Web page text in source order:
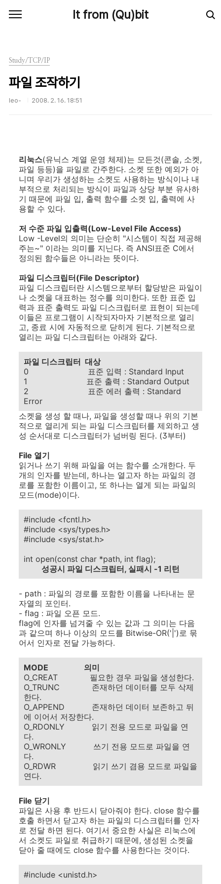
It from (Qu)bit
Study/TCP/IP
파일 조작하기
leo- 2008. 2. 16. 18:51
리눅스(유닉스 계열 운영 체제)는 모든것(콘솔, 소켓,
파일 등등)을 파일로 간주한다. 소켓 또한 예외가 아
니며 우리가 생성하는 소켓도 사용하는 방식이나 내
부적으로 처리되는 방식이 파일과 상당 부분 유사하
기 때문에 파일 입, 출력 함수를 소켓 입, 출력에 사
용할 수 있다.
저 수준 파일 입출력(Low-Level File Access)
Low -Level의 의미는 단순히 "시스템이 직접 제공해
주는~" 이라는 의미를 지닌다. 즉 ANSI표준 C에서
정의된 함수들은 아니라는 뜻이다.
파일 디스크립터(File Descriptor)
파일 디스크립터란 시스템으로부터 할당받은 파일이
나 소켓을 대표하는 정수를 의미한다. 또한 표준 입
력과 표준 출력도 파일 디스크립터로 표현이 되는데
이들은 프로그램이 시작되자마자 기본적으로 열리
고, 종료 시에 자동적으로 닫히게 된다. 기본적으로
열리는 파일 디스크립터는 아래와 같다.
파일 디스크립터 대상
0 표준 입력 : Standard Input
1 표준 출력 : Standard Output
2 표준 에러 출력 : Standard
Error
소켓을 생성 할 때나, 파일을 생성할 때나 위의 기본
적으로 열리게 되는 파일 디스크립터를 제외하고 생
성 순서대로 디스크립터가 넘버링 된다. (3부터)
File 열기
읽거나 쓰기 위해 파일을 여는 함수를 소개한다. 두
개의 인자를 받는데, 하나는 열고자 하는 파일의 경
로를 포함한 이름이고, 또 하나는 열게 되는 파일의
모드(mode)이다.
#include <fcntl.h>
#include <sys/types.h>
#include <sys/stat.h>
int open(const char *path, int flag);
성공시 파일 디스크립터, 실패시 -1 리턴
- path : 파일의 경로를 포함한 이름을 나타내는 문
자열의 포인터.
- flag : 파일 오픈 모드.
flag에 인자를 넘겨줄 수 있는 값과 그 의미는 다음
과 같으며 하나 이상의 모드를 Bitwise-OR('|')로 묶
어서 인자로 전달 가능하다.
MODE 의미
O_CREAT 필요한 경우 파일을 생성한다.
O_TRUNC 존재하던 데이터를 모두 삭제
한다.
O_APPEND 존재하던 데이터 보존하고 뒤
에 이어서 저장한다.
O_RDONLY 읽기 전용 모드로 파일을 연
다.
O_WRONLY 쓰기 전용 모드로 파일을 연
다.
O_RDWR 읽기 쓰기 겸용 모드로 파일을
연다.
File 닫기
파일은 사용 후 반드시 닫아줘야 한다. close 함수를
호출 하면서 닫고자 하는 파일의 디스크립터를 인자
로 전달 하면 된다. 여기서 중요한 사실은 리눅스에
서 소켓도 파일로 취급하기 때문에, 생성된 소켓을
닫아 줄 때에도 close 함수를 사용한다는 것이다.
#include <unistd.h>